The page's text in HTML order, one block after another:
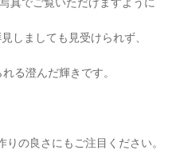
しましても見受けられず、
る澄んだ輝きです。
の良さにもご注目ください。